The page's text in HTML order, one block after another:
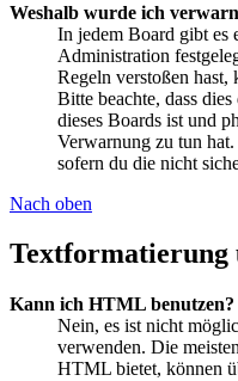
Weshalb wurde ich
In jedem Board gibt es
Administration
Regeln verstoßen hast,
Bitte beachte, dass
dieses Boards ist und
Verwarnung zu tun
sofern du die nicht
Nach oben
Textformatierung
Kann ich HTML benutzen?
Nein, es ist nicht
verwenden. Die
HTML bietet, können